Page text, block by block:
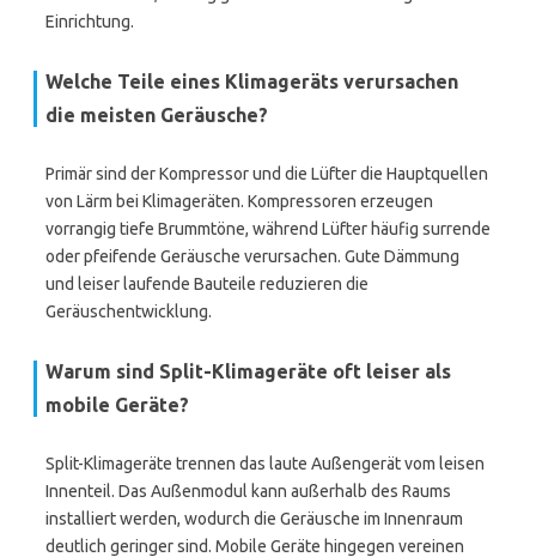
Einrichtung.
Welche Teile eines Klimageräts verursachen
die meisten Geräusche?
Primär sind der Kompressor und die Lüfter die Hauptquellen
von Lärm bei Klimageräten. Kompressoren erzeugen
vorrangig tiefe Brummtöne, während Lüfter häufig surrende
oder pfeifende Geräusche verursachen. Gute Dämmung
und leiser laufende Bauteile reduzieren die
Geräuschentwicklung.
Warum sind Split-Klimageräte oft leiser als
mobile Geräte?
Split-Klimageräte trennen das laute Außengerät vom leisen
Innenteil. Das Außenmodul kann außerhalb des Raums
installiert werden, wodurch die Geräusche im Innenraum
deutlich geringer sind. Mobile Geräte hingegen vereinen